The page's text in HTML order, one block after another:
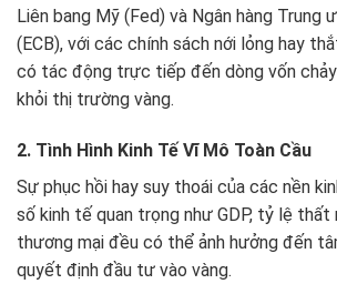
Liên bang Mỹ (Fed) và Ngân hàng Trung
(ECB), với các chính sách nới lỏng hay
có tác động trực tiếp đến dòng vốn chảy
khỏi thị trường vàng.
2. Tình Hình Kinh Tế Vĩ Mô Toàn Cầu
Sự phục hồi hay suy thoái của các nền
số kinh tế quan trọng như GDP, tỷ lệ thất
thương mại đều có thể ảnh hưởng đến
quyết định đầu tư vào vàng.